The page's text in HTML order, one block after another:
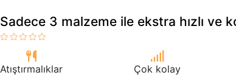
Sadece 3 malzeme ile ekstra hızlı ve
Atıştırmalıklar Çok kolay